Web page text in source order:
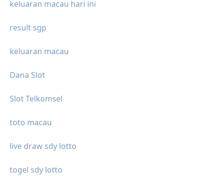
keluaran macau hari ini
result sgp
keluaran macau
Dana Slot
Slot Telkomsel
toto macau
live draw sdy lotto
togel sdy lotto